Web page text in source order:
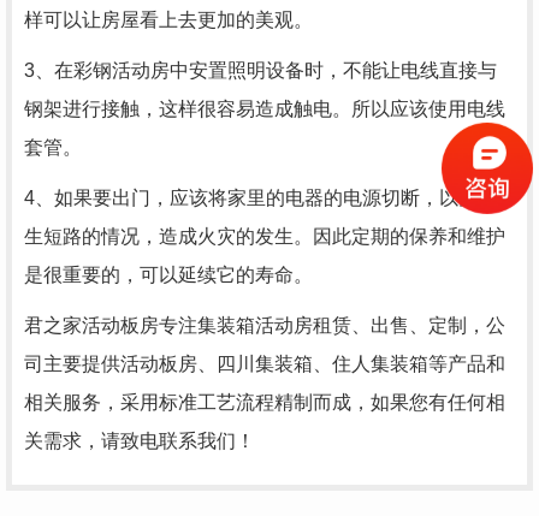
样可以让房屋看上去更加的美观。
3、在彩钢活动房中安置照明设备时，不能让电线直接与
钢架进行接触，这样很容易造成触电。所以应该使用电线
套管。
4、如果要出门，应该将家里的电器的电源切断，以免发
生短路的情况，造成火灾的发生。因此定期的保养和维护
是很重要的，可以延续它的寿命。
君之家活动板房专注集装箱活动房租赁、出售、定制，公
司主要提供活动板房、四川集装箱、住人集装箱等产品和
相关服务，采用标准工艺流程精制而成，如果您有任何相
关需求，请致电联系我们！